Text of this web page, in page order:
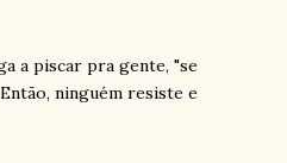
a piscar pra gente, "se
ninguém resiste e